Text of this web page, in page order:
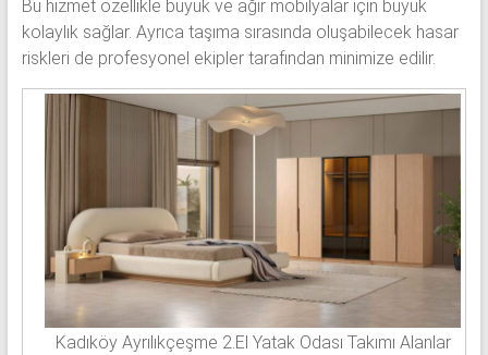
Bu hizmet özellikle büyük ve ağır mobilyalar için büyük
kolaylık sağlar. Ayrıca taşıma sırasında oluşabilecek hasar
riskleri de profesyonel ekipler tarafından minimize edilir.
Kadıköy Ayrılıkçeşme 2.El Yatak Odası Takımı Alanlar